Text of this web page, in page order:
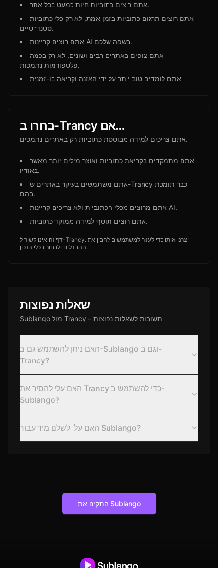
אתם רוצים כתוביות חיות כמעט בכל אתר.
אתם רוצים תרגום כתוביות בזמן אמת, לא רק כלי כתוביות
סטנדרטיים.
אתם רוצים קריינות AI בשפה שלכם.
אתם צופים באתרים רבים ושונים, לא רק בכמה
פלטפורמות נתמכות.
אתם לומדים טוב יותר על ידי האזנה וקריאה בו-זמנית.
בחרו ב-Trancy אם…
אתם צריכים למידה מבוססת כתוביות רק באתרים נתמכים.
אתם מתמקדים בקריאת כתוביות ואוצר מילים יותר מאשר
באודיו.
אתם משתמשים בעיקר באתרים ש-Trancy כבר תומכת
בהם.
אתם מרוצים מכלי הכתוביות ולא צריכים קריינות AI.
אתם רוצים תוסף למידה ממוקד כתוביות.
דף זה אינו קשור ל-Trancy. יצרנו אותו כדי לעזור למשתמשים להבין את
ההבדלים ולבחור בכלי הנכון.
שאלות נפוצות
Sublango מול Trancy – תשובות לשאלות נפוצות.
האם ניתן להשתמש גם ב-Sublango וגם ב-
Trancy?
האם עלי להסיר את Trancy כדי להשתמש ב-
Sublango?
האם עלי לשלם מיד עבור Sublango?
התקינו את Sublango